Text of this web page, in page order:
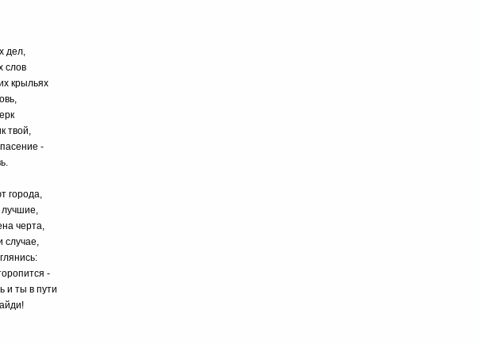
дел,
слов
крыльях
твой,
-
города,
лучшие,
черта,
случае,
-
и ты в пути